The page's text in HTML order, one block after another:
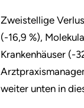
Zweistellige
(-16,9 %),
Krankenhäuser (-
weiter unten in